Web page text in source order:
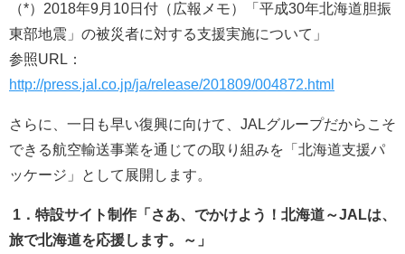
（*）2018年9月10日付（広報メモ）「平成30年北海道胆振
東部地震」の被災者に対する支援実施について」
参照URL：
http://press.jal.co.jp/ja/release/201809/004872.html
さらに、一日も早い復興に向けて、JALグループだからこそ
できる航空輸送事業を通じての取り組みを「北海道支援パ
ッケージ」として展開します。
1．特設サイト制作「さあ、でかけよう！北海道～JALは、
旅で北海道を応援します。～」